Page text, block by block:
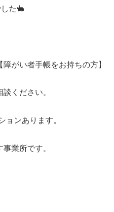
た🐇
がい者手帳をお持ちの方】
ください。
ョンあります。
業所です。